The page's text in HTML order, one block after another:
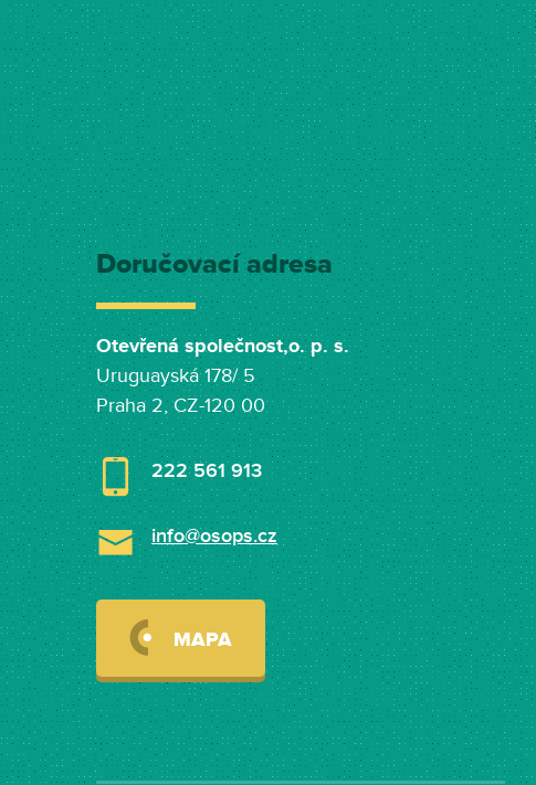
Doručovací adresa
Otevřená společnost,o. p. s.
Uruguayská 178/ 5
Praha 2, CZ-120 00
222 561 913
info@osops.cz
MAPA